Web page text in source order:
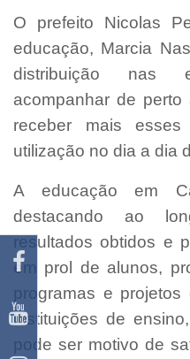
O prefeito Nicolas
educação, Marcia
distribuição nas
acompanhar de
receber mais
utilização no dia a dia
A educação em
destacando ao
resultados obtidos e
em prol de alunos,
programas e
instituições de
pode ser motivo de